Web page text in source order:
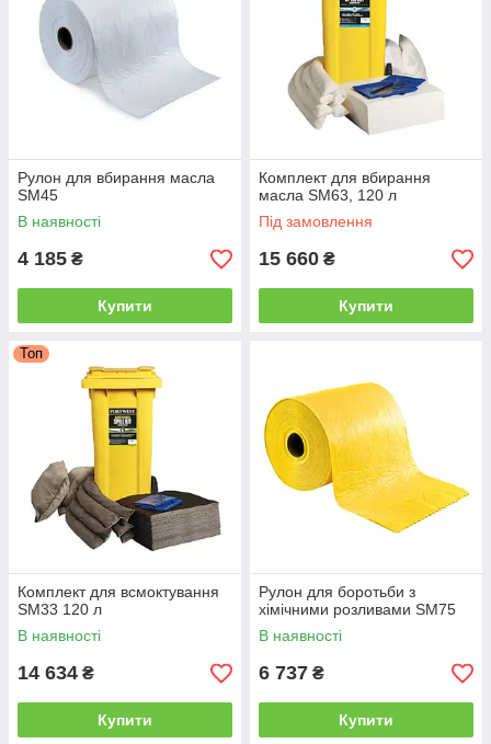
Рулон для вбирання масла
SM45
В наявності
4 185 ₴
Купити
Комплект для вбирання
масла SM63, 120 л
Під замовлення
15 660 ₴
Купити
Топ
Комплект для всмоктування
SM33 120 л
В наявності
14 634 ₴
Купити
Рулон для боротьби з
хімічними розливами SM75
В наявності
6 737 ₴
Купити